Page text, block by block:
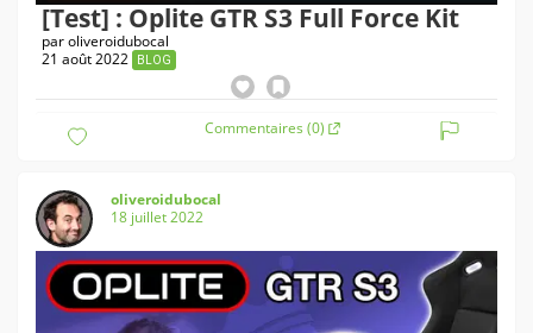
[Test] : Oplite GTR S3 Full Force Kit
paroliveroidubocal
21 août 2022
BLOG
Commentaires (0)
oliveroidubocal
18 juillet 2022